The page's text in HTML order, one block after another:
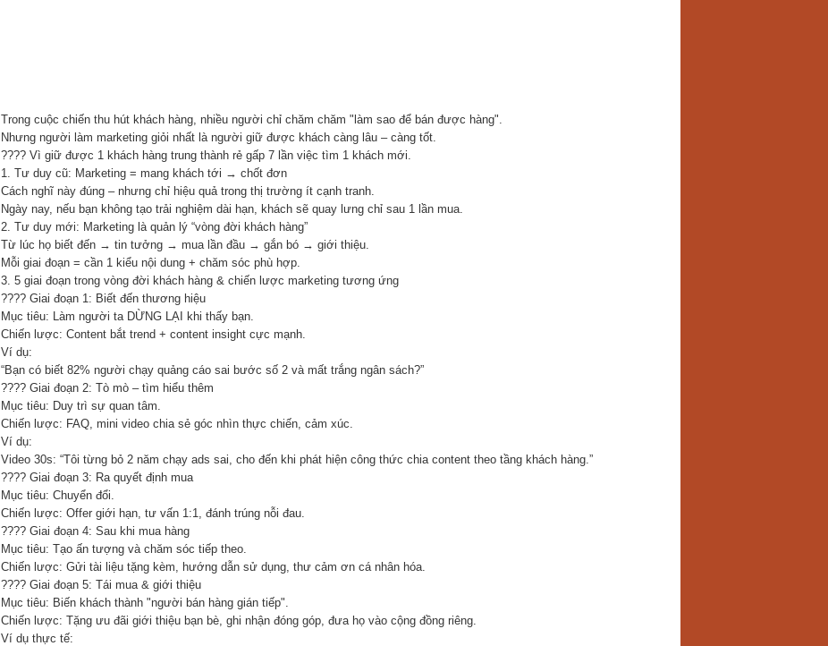
Trong cuộc chiến thu hút khách hàng, nhiều người chỉ chăm chăm "làm sao để bán được hàng".
Nhưng người làm marketing giỏi nhất là người giữ được khách càng lâu – càng tốt.
???? Vì giữ được 1 khách hàng trung thành rẻ gấp 7 lần việc tìm 1 khách mới.
1. Tư duy cũ: Marketing = mang khách tới → chốt đơn
Cách nghĩ này đúng – nhưng chỉ hiệu quả trong thị trường ít cạnh tranh.
Ngày nay, nếu bạn không tạo trải nghiệm dài hạn, khách sẽ quay lưng chỉ sau 1 lần mua.
2. Tư duy mới: Marketing là quản lý “vòng đời khách hàng”
Từ lúc họ biết đến → tin tưởng → mua lần đầu → gắn bó → giới thiệu.
Mỗi giai đoạn = cần 1 kiểu nội dung + chăm sóc phù hợp.
3. 5 giai đoạn trong vòng đời khách hàng & chiến lược marketing tương ứng
???? Giai đoạn 1: Biết đến thương hiệu
Mục tiêu: Làm người ta DỪNG LẠI khi thấy bạn.
Chiến lược: Content bắt trend + content insight cực mạnh.
Ví dụ:
“Bạn có biết 82% người chạy quảng cáo sai bước số 2 và mất trắng ngân sách?”
???? Giai đoạn 2: Tò mò – tìm hiểu thêm
Mục tiêu: Duy trì sự quan tâm.
Chiến lược: FAQ, mini video chia sẻ góc nhìn thực chiến, cảm xúc.
Ví dụ:
Video 30s: “Tôi từng bỏ 2 năm chạy ads sai, cho đến khi phát hiện công thức chia content theo tầng khách hàng.”
???? Giai đoạn 3: Ra quyết định mua
Mục tiêu: Chuyển đổi.
Chiến lược: Offer giới hạn, tư vấn 1:1, đánh trúng nỗi đau.
???? Giai đoạn 4: Sau khi mua hàng
Mục tiêu: Tạo ấn tượng và chăm sóc tiếp theo.
Chiến lược: Gửi tài liệu tặng kèm, hướng dẫn sử dụng, thư cảm ơn cá nhân hóa.
???? Giai đoạn 5: Tái mua & giới thiệu
Mục tiêu: Biến khách thành "người bán hàng gián tiếp".
Chiến lược: Tặng ưu đãi giới thiệu bạn bè, ghi nhận đóng góp, đưa họ vào cộng đồng riêng.
Ví dụ thực tế: